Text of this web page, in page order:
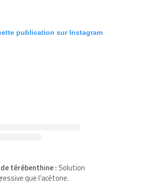
publication sur Instagram
térébenthine : Solution
que l’acétone.